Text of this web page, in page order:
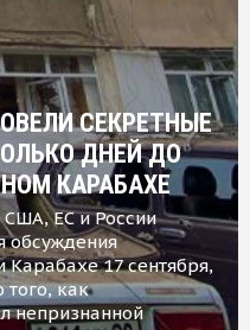
СЕКРЕТНЫЕ
ДНЕЙ ДО
КАРАБАХЕ
ЕС и России
обсуждения
Карабахе 17 сентября,
того, как
непризнанной